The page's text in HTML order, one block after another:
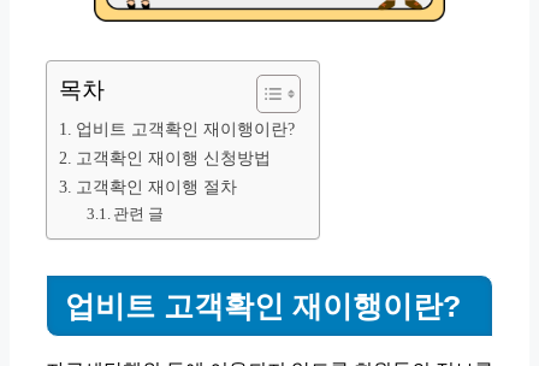
목차
업비트 고객확인 재이행이란?
고객확인 재이행 신청방법
고객확인 재이행 절차
관련 글
업비트 고객확인 재이행이란?